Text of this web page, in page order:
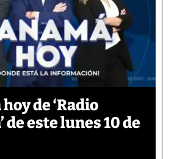
de ‘Radio
de este lunes 10 de